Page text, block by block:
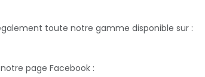
toute notre gamme disponible sur :
page Facebook :